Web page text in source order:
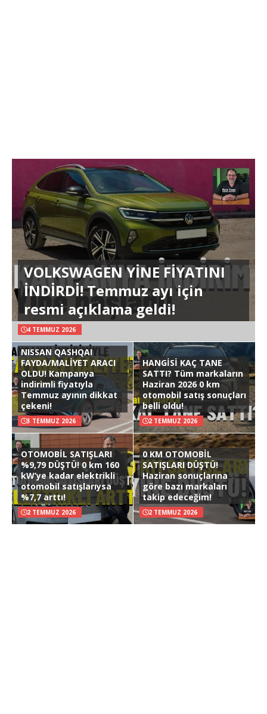
VOLKSWAGEN YİNE FİYATINI
İNDİRDİ! Temmuz ayı için
resmi açıklama geldi!
4 TEMMUZ 2026
NISSAN QASHQAI
FAYDA/MALİYET ARACI
OLDU! Kampanya
indirimli fiyatıyla
Temmuz ayının dikkat
çekeni!
3 TEMMUZ 2026
HANGİSİ KAÇ TANE
SATTI? Tüm markaların
Haziran 2026 0 km
otomobil satış sonuçları
belli oldu!
2 TEMMUZ 2026
OTOMOBİL SATIŞLARI
%9,79 DÜŞTÜ! 0 km 160
kW’ye kadar elektrikli
otomobil satışlarıysa
%7,7 arttı!
2 TEMMUZ 2026
0 KM OTOMOBİL
SATIŞLARI DÜŞTÜ!
Haziran sonuçlarına
göre bazı markaları
takip edeceğim!
2 TEMMUZ 2026